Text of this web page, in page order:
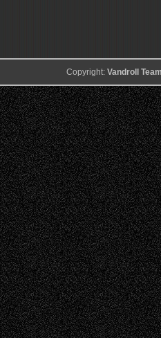
Copyright: Vandroll